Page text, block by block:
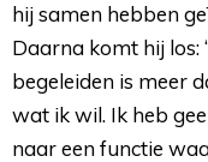
hij samen hebben
Daarna komt hij los:
begeleiden is meer
wat ik wil. Ik heb
naar een functie